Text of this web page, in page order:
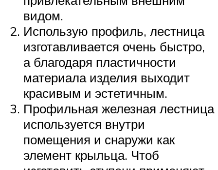
видом.
Использую профиль, лестница
изготавливается очень быстро,
а благодаря пластичности
материала изделия выходит
красивым и эстетичным.
Профильная железная лестница
используется внутри
помещения и снаружи как
элемент крыльца. Чтоб